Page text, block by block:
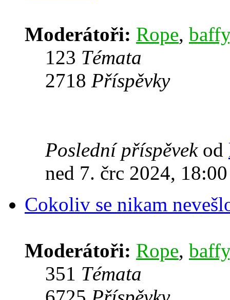
Moderátoři: Rope, baffy
123 Témata
2718 Příspěvky
Poslední příspěvekod
ned 7. črc 2024, 18:00
Cokoliv se nikam
Moderátoři: Rope, baffy
351 Témata